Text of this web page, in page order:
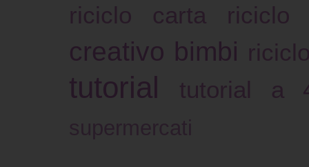
riciclo carta riciclo
creativo bimbi
tutorial tutorial a